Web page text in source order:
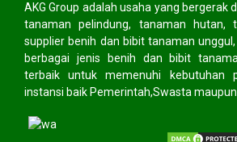
AKG Group adalah usaha yang bergerak
tanaman pelindung, tanaman hutan,
supplier benih dan bibit tanaman
berbagai jenis benih dan bibit
terbaik untuk memenuhi kebutuhan
instansi baik Pemerintah,Swasta